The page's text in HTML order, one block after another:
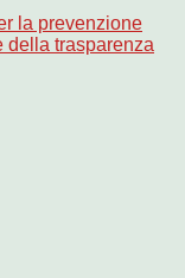
la prevenzione
della trasparenza